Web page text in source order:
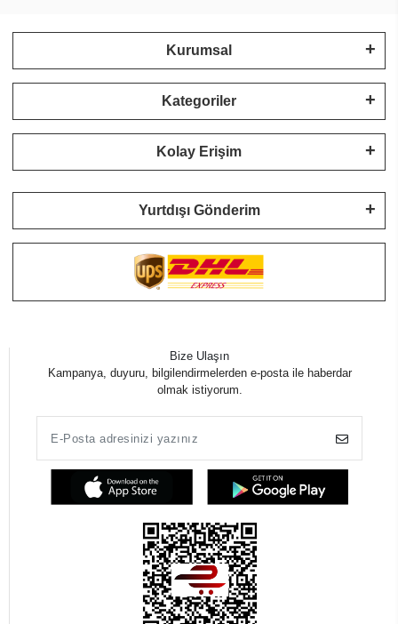
Kurumsal
Kategoriler
Kolay Erişim
Yurtdışı Gönderim
Bize Ulaşın
Kampanya, duyuru, bilgilendirmelerden e-posta ile haberdar
olmak istiyorum.